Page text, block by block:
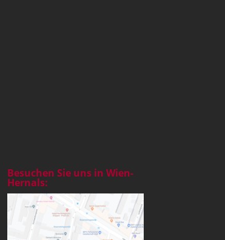
Besuchen Sie uns in Wien-
Hernals: